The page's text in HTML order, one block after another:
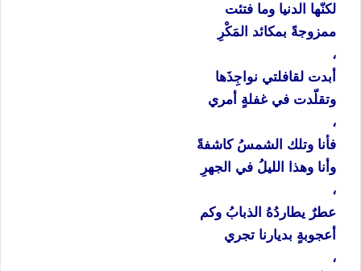
لكنّها الدنيا وما فتئت
ممزوجةً بمكائد المَكْرِ
،
أبدت لقافلتي نواجِذَها
وتقلّدت في غفلةٍ أمري
،
فأنا وتلك الشمسُ كاشفةً
وأنا وهذا الليلُ في الجهرِ
،
عطرٌ يطاردُهُ الذبابُ وكم
أعجوبةٍ بديارنا تجري
،